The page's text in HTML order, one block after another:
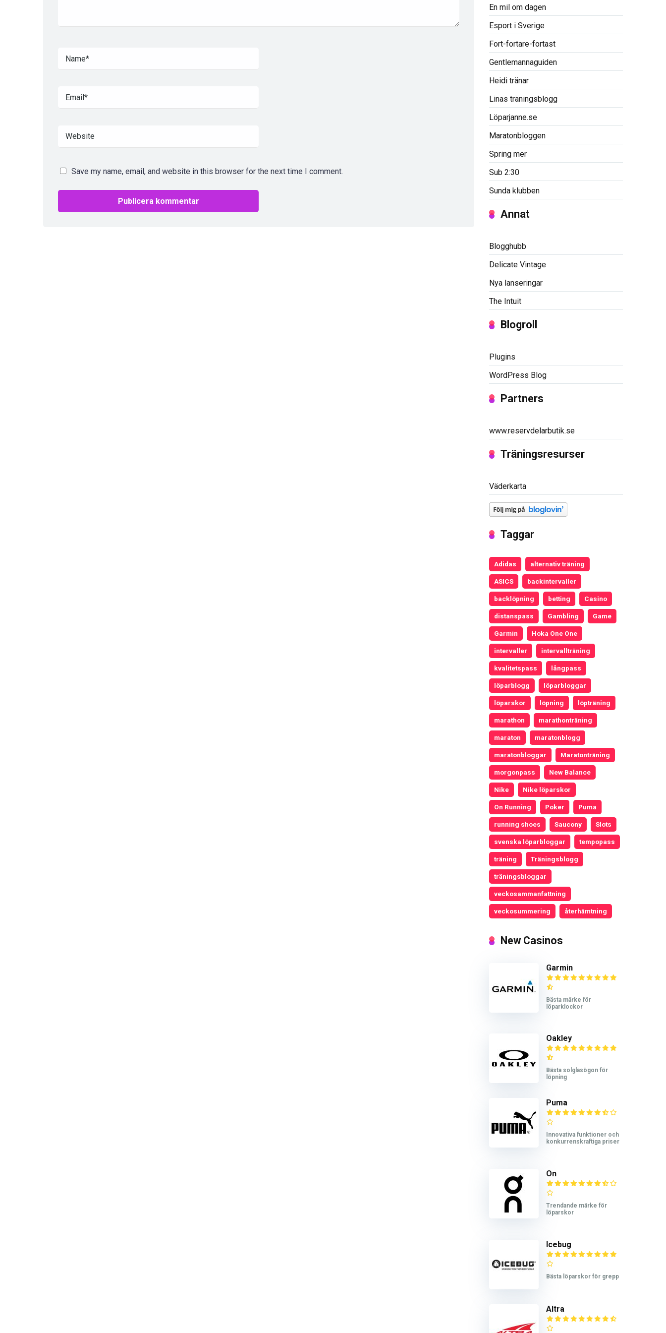
Save my name, email, and website in this browser for the next time I comment.
En mil om dagen
Esport i Sverige
Fort-fortare-fortast
Gentlemannaguiden
Heidi tränar
Linas träningsblogg
Löparjanne.se
Maratonbloggen
Spring mer
Sub 2:30
Sunda klubben
Annat
Blogghubb
Delicate Vintage
Nya lanseringar
The Intuit
Blogroll
Plugins
WordPress Blog
Partners
www.reservdelarbutik.se
Träningsresurser
Väderkarta
Taggar
Adidas alternativ träning
ASICS backintervaller
backlöpning betting Casino
distanspass Gambling Game
Garmin Hoka One One
intervaller intervallträning
kvalitetspass långpass
löparblogg löparbloggar
löparskor löpning löpträning
marathon marathonträning
maraton maratonblogg
maratonbloggar Maratonträning
morgonpass New Balance
Nike Nike löparskor
On Running Poker Puma
running shoes Saucony Slots
svenska löparbloggar tempopass
träning Träningsblogg
träningsbloggar
veckosammanfattning
veckosummering återhämtning
New Casinos
Garmin
Bästa märke för
löparklockor
Oakley
Bästa solglasögon för
löpning
Puma
Innovativa funktioner och
konkurrenskraftiga priser
On
Trendande märke för
löparskor
Icebug
Bästa löparskor för grepp
Altra